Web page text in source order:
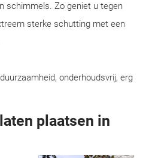
schimmels. Zo geniet u tegen
sterke schutting met een
onderhoudsvrij, erg
plaatsen in